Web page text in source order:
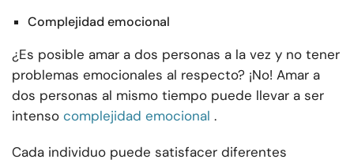
Complejidad emocional
¿Es posible amar a dos personas a la vez y no tener
problemas emocionales al respecto? ¡No! Amar a
dos personas al mismo tiempo puede llevar a ser
intenso complejidad emocional .
Cada individuo puede satisfacer diferentes